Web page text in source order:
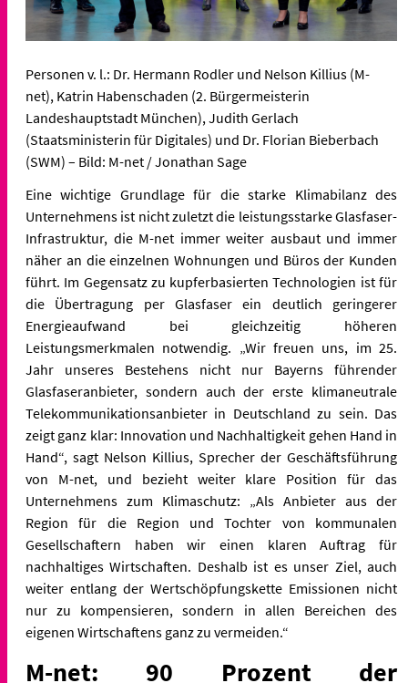
Personen v. l.: Dr. Hermann Rodler und Nelson Killius (M-
net), Katrin Habenschaden (2. Bürgermeisterin
Landeshauptstadt München), Judith Gerlach
(Staatsministerin für Digitales) und Dr. Florian Bieberbach
(SWM) – Bild: M-net / Jonathan Sage
Eine wichtige Grundlage für die starke Klimabilanz des
Unternehmens ist nicht zuletzt die leistungsstarke Glasfaser-
Infrastruktur, die M-net immer weiter ausbaut und immer
näher an die einzelnen Wohnungen und Büros der Kunden
führt. Im Gegensatz zu kupferbasierten Technologien ist für
die Übertragung per Glasfaser ein deutlich geringerer
Energieaufwand bei gleichzeitig höheren
Leistungsmerkmalen notwendig. „Wir freuen uns, im 25.
Jahr unseres Bestehens nicht nur Bayerns führender
Glasfaseranbieter, sondern auch der erste klimaneutrale
Telekommunikationsanbieter in Deutschland zu sein. Das
zeigt ganz klar: Innovation und Nachhaltigkeit gehen Hand in
Hand“, sagt Nelson Killius, Sprecher der Geschäftsführung
von M-net, und bezieht weiter klare Position für das
Unternehmens zum Klimaschutz: „Als Anbieter aus der
Region für die Region und Tochter von kommunalen
Gesellschaftern haben wir einen klaren Auftrag für
nachhaltiges Wirtschaften. Deshalb ist es unser Ziel, auch
weiter entlang der Wertschöpfungskette Emissionen nicht
nur zu kompensieren, sondern in allen Bereichen des
eigenen Wirtschaftens ganz zu vermeiden.“
M-net: 90 Prozent der